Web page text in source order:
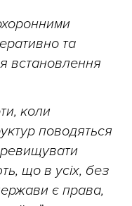
та
встановлення
коли
поводяться
що в усіх, без
є права,